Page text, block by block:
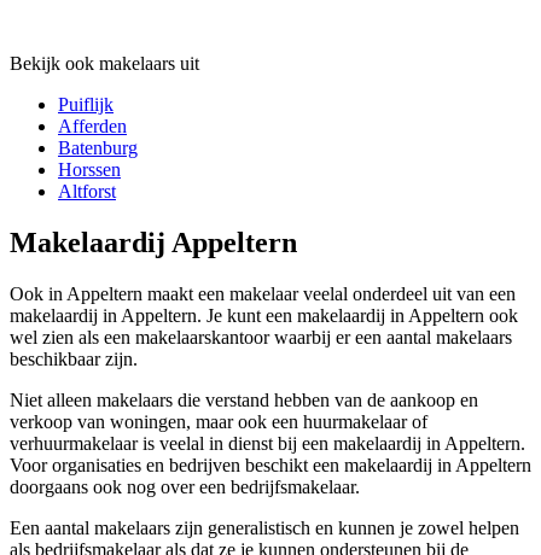
Bekijk ook makelaars uit
Puiflijk
Afferden
Batenburg
Horssen
Altforst
Makelaardij Appeltern
Ook in Appeltern maakt een makelaar veelal onderdeel uit van een
makelaardij in Appeltern. Je kunt een makelaardij in Appeltern ook
wel zien als een makelaarskantoor waarbij er een aantal makelaars
beschikbaar zijn.
Niet alleen makelaars die verstand hebben van de aankoop en
verkoop van woningen, maar ook een huurmakelaar of
verhuurmakelaar is veelal in dienst bij een makelaardij in Appeltern.
Voor organisaties en bedrijven beschikt een makelaardij in Appeltern
doorgaans ook nog over een bedrijfsmakelaar.
Een aantal makelaars zijn generalistisch en kunnen je zowel helpen
als bedrijfsmakelaar als dat ze je kunnen ondersteunen bij de